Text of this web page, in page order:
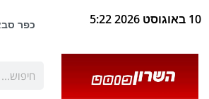
10 באוגוסט 2026 5:22